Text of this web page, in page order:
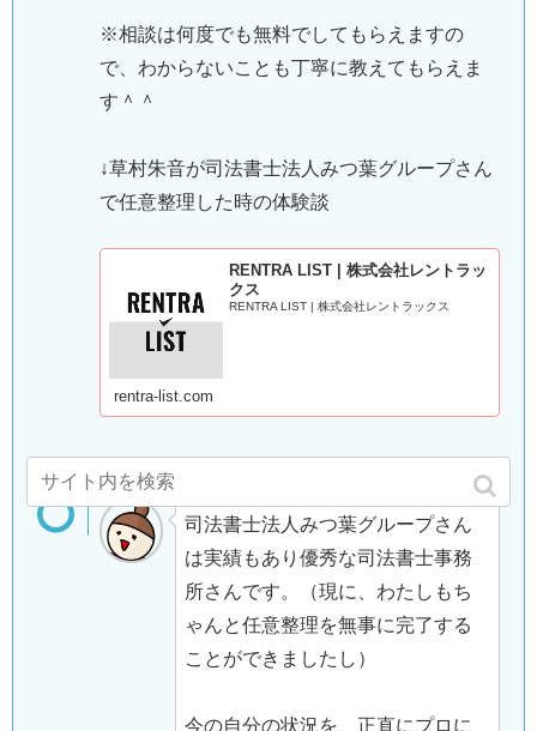
※相談は何度でも無料でしてもらえますの
で、わからないことも丁寧に教えてもらえま
す＾＾
↓草村朱音が司法書士法人みつ葉グループさん
で任意整理した時の体験談
RENTRA LIST | 株式会社レントラッ
クス
RENTRA LIST | 株式会社レントラックス
rentra-list.com
司法書士法人みつ葉グループさん
は実績もあり優秀な司法書士事務
所さんです。（現に、わたしもち
ゃんと任意整理を無事に完了する
ことができましたし）
今の自分の状況を、正直にプロに